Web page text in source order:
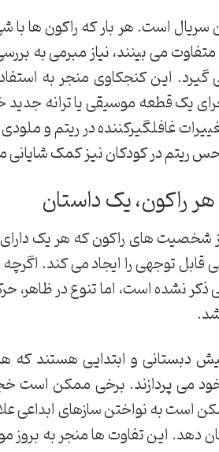
است. هر بار که راکون ها
می بینند، نیاز مبرمی به
این کنجکاوی منجر به
یک قطعه موسیقی یا ترانه جدید
غافلگیرکننده در ریتم و
ریتم در کودکان نیز کمک شایانی
یک داستان
از شخصیت های راکون که هر یک
قابل توجهی را ایجاد می کند.
نشده است، اما تنوع در ظاهر،
دبستانی و ابتدایی هستند که
می پردازند. برخی ممکن است
است به نواختن سازهای ابداعی
دهد. این تفاوت ها منجر به